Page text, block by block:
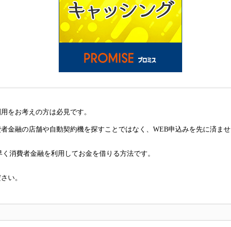
をお考えの方は必見です。
金融の店舗や自動契約機を探すことではなく、WEB申込みを先に済ませ
消費者金融を利用してお金を借りる方法です。
い。